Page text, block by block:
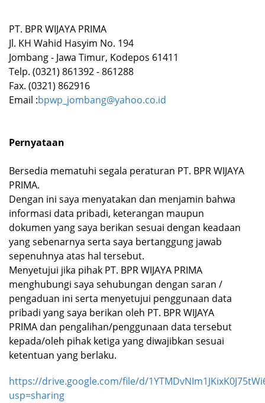
PT. BPR WIJAYA PRIMA
Jl. KH Wahid Hasyim No. 194
Jombang - Jawa Timur, Kodepos 61411
Telp. (0321) 861392 - 861288
Fax. (0321) 862916
Email :bpwp_jombang@yahoo.co.id
Pernyataan
Bersedia mematuhi segala peraturan PT. BPR WIJAYA
PRIMA.
Dengan ini saya menyatakan dan menjamin bahwa
informasi data pribadi, keterangan maupun
dokumen yang saya berikan sesuai dengan keadaan
yang sebenarnya serta saya bertanggung jawab
sepenuhnya atas hal tersebut.
Menyetujui jika pihak PT. BPR WIJAYA PRIMA
menghubungi saya sehubungan dengan saran /
pengaduan ini serta menyetujui penggunaan data
pribadi yang saya berikan oleh PT. BPR WIJAYA
PRIMA dan pengalihan/penggunaan data tersebut
kepada/oleh pihak ketiga yang diwajibkan sesuai
ketentuan yang berlaku.
https://drive.google.com/file/d/
usp=sharing